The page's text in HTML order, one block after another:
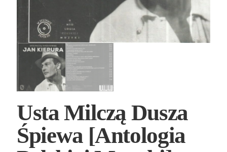
Usta Milczą Dusza
Śpiewa [Antologia